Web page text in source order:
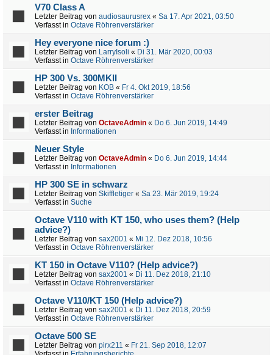
V70 Class A
Letzter Beitrag von audiosaurusrex « Sa 17. Apr 2021, 03:50
Verfasst in Octave Röhrenverstärker
Hey everyone nice forum :)
Letzter Beitrag von LarryIsoli « Di 31. Mär 2020, 00:03
Verfasst in Octave Röhrenverstärker
HP 300 Vs. 300MKII
Letzter Beitrag von KOB « Fr 4. Okt 2019, 18:56
Verfasst in Octave Röhrenverstärker
erster Beitrag
Letzter Beitrag von OctaveAdmin « Do 6. Jun 2019, 14:49
Verfasst in Informationen
Neuer Style
Letzter Beitrag von OctaveAdmin « Do 6. Jun 2019, 14:44
Verfasst in Informationen
HP 300 SE in schwarz
Letzter Beitrag von Skiffletiger « Sa 23. Mär 2019, 19:24
Verfasst in Suche
Octave V110 with KT 150, who uses them? (Help
advice?)
Letzter Beitrag von sax2001 « Mi 12. Dez 2018, 10:56
Verfasst in Octave Röhrenverstärker
KT 150 in Octave V110? (Help advice?)
Letzter Beitrag von sax2001 « Di 11. Dez 2018, 21:10
Verfasst in Octave Röhrenverstärker
Octave V110/KT 150 (Help advice?)
Letzter Beitrag von sax2001 « Di 11. Dez 2018, 20:59
Verfasst in Octave Röhrenverstärker
Octave 500 SE
Letzter Beitrag von pirx211 « Fr 21. Sep 2018, 12:07